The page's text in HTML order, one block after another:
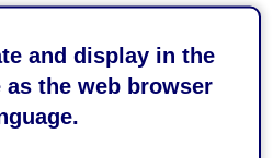
and display in the
as the web browser
1,194KB）
×(株)ピックルスコーポレーショ
なぐ静岡市』（PDF：